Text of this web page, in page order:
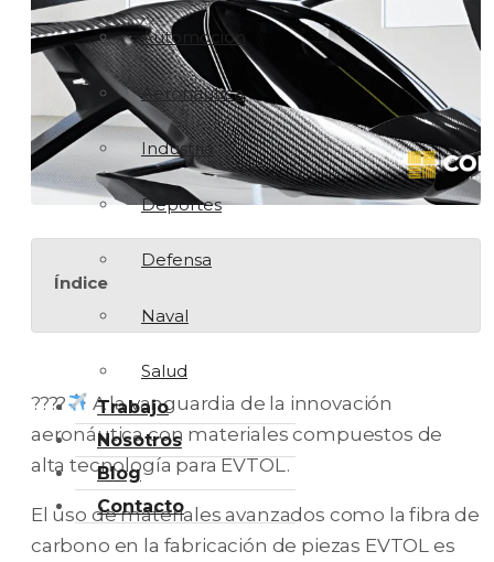
Automoción
Aeronáutica
Industria
Deportes
Defensa
Naval
Salud
Trabajo
Nosotros
Blog
Contacto
Índice
????
A la vanguardia de la innovación
aeronáutica con materiales compuestos de
alta tecnología para EVTOL.
El uso de materiales avanzados como la fibra de
carbono en la fabricación de piezas EVTOL es